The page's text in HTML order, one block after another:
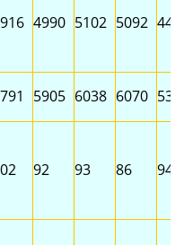
4990 5102 5092
5905 6038 6070
92 93 86 94